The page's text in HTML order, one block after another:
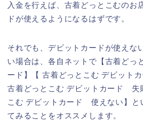
入金を行えば、古着どっとこむのお
ドが使えるようになるはずです。
それでも、デビットカードが使えな
い場合は、各自ネットで【古着どっ
ード】【 古着どっとこむ デビット
古着どっとこむ デビットカード 失
こむ デビットカード 使えない】と
てみることをオススメします。